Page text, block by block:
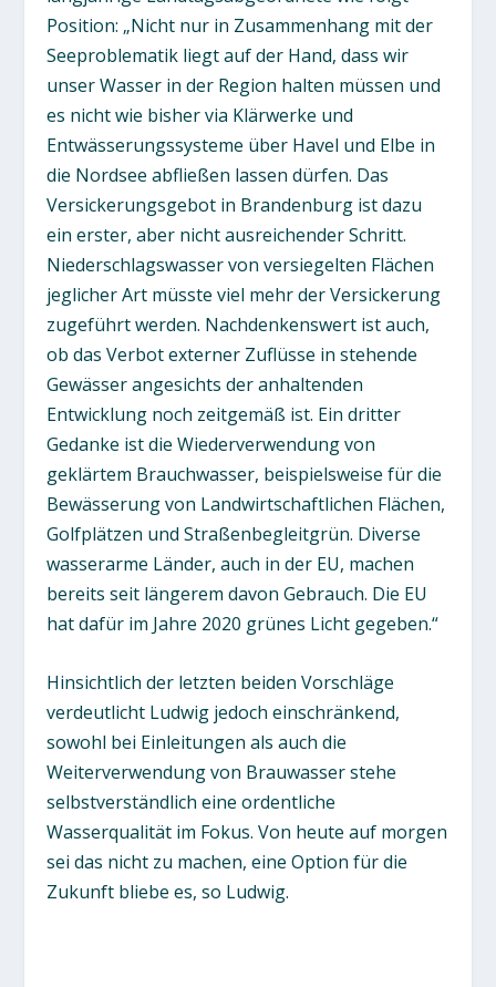
Position: „Nicht nur in Zusammenhang mit der
Seeproblematik liegt auf der Hand, dass wir
unser Wasser in der Region halten müssen und
es nicht wie bisher via Klärwerke und
Entwässerungssysteme über Havel und Elbe in
die Nordsee abfließen lassen dürfen. Das
Versickerungsgebot in Brandenburg ist dazu
ein erster, aber nicht ausreichender Schritt.
Niederschlagswasser von versiegelten Flächen
jeglicher Art müsste viel mehr der Versickerung
zugeführt werden. Nachdenkenswert ist auch,
ob das Verbot externer Zuflüsse in stehende
Gewässer angesichts der anhaltenden
Entwicklung noch zeitgemäß ist. Ein dritter
Gedanke ist die Wiederverwendung von
geklärtem Brauchwasser, beispielsweise für die
Bewässerung von Landwirtschaftlichen Flächen,
Golfplätzen und Straßenbegleitgrün. Diverse
wasserarme Länder, auch in der EU, machen
bereits seit längerem davon Gebrauch. Die EU
hat dafür im Jahre 2020 grünes Licht gegeben.“
Hinsichtlich der letzten beiden Vorschläge
verdeutlicht Ludwig jedoch einschränkend,
sowohl bei Einleitungen als auch die
Weiterverwendung von Brauwasser stehe
selbstverständlich eine ordentliche
Wasserqualität im Fokus. Von heute auf morgen
sei das nicht zu machen, eine Option für die
Zukunft bliebe es, so Ludwig.